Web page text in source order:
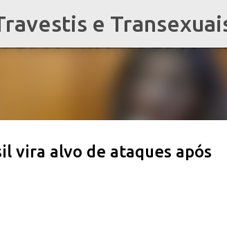
para o conteúdo principal
e
vira alvo de ataques após